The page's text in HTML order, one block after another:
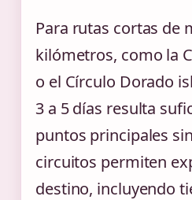
Para rutas cortas de
kilómetros, como la
o el Círculo Dorado
3 a 5 días resulta
puntos principales
circuitos permiten
destino, incluyendo